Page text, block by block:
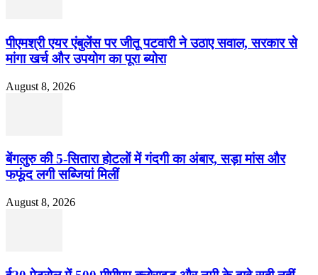
पीएमश्री एयर एंबुलेंस पर जीतू पटवारी ने उठाए सवाल, सरकार से
मांगा खर्च और उपयोग का पूरा ब्योरा
August 8, 2026
बेंगलुरु की 5-सितारा होटलों में गंदगी का अंबार, सड़ा मांस और
फफूंद लगी सब्जियां मिलीं
August 8, 2026